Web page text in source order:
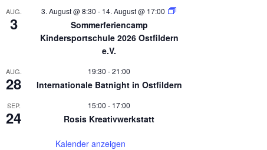
AUG.
3
3. August @ 8:30 - 14. August @ 17:00
Sommerferiencamp
Kindersportschule 2026 Ostfildern
e.V.
AUG.
28
19:30 -21:00
Internationale Batnight in Ostfildern
SEP.
24
15:00 - 17:00
Rosis Kreativwerkstatt
Kalender anzeigen